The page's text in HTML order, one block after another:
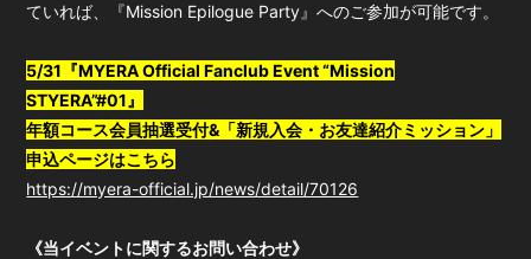
ていれば、『Mission Epilogue Party』へのご参加が可能です。
5/31『MYERA Official Fanclub Event “Mission
STYERA”#01』
年額コース会員抽選受付&「新規入会・お友達紹介ミッション」
申込ページはこちら
https://myera-official.jp/news/detail/70126
《当イベントに関するお問い合わせ》